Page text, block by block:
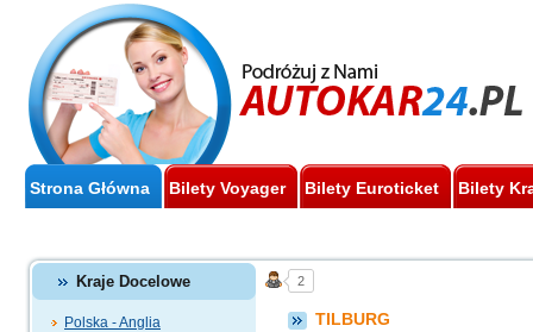
Strona Główna Bilety Voyager Bilety Euroticket Bilety
Kraje Docelowe
Polska - Anglia
2
TILBURG